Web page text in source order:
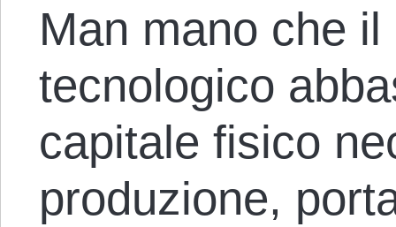
Man mano che
tecnologico
capitale fisico
produzione,